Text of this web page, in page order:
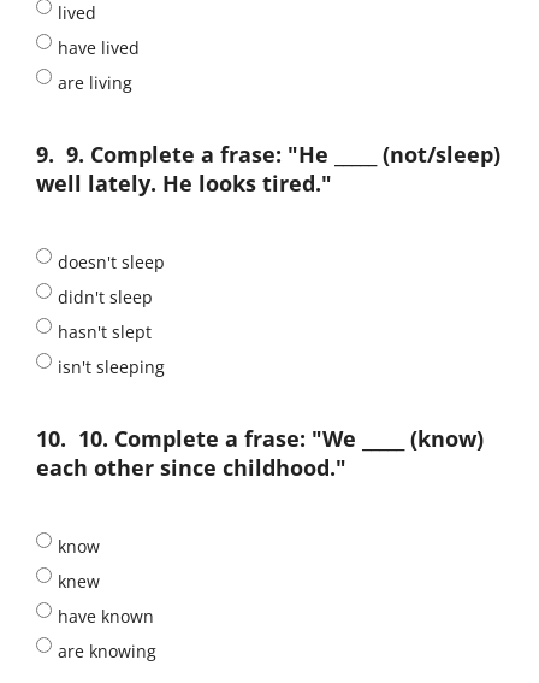
lived
have lived
are living
9. 9. Complete a frase: "He _____ (not/sleep)
well lately. He looks tired."
doesn't sleep
didn't sleep
hasn't slept
isn't sleeping
10. 10. Complete a frase: "We _____ (know)
each other since childhood."
know
knew
have known
are knowing